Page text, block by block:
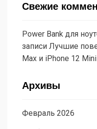
Свежие
Power Bank для
записи Лучшие
Max и iPhone 12 Mini
Архивы
Февраль 2026